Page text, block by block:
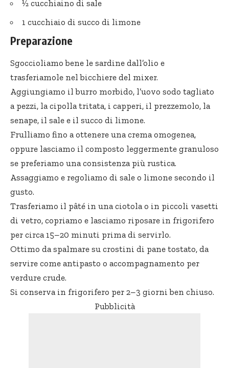
½ cucchiaino di sale
1 cucchiaio di succo di limone
Preparazione
Sgoccioliamo bene le sardine dall’olio e
trasferiamole nel bicchiere del mixer.
Aggiungiamo il burro morbido, l’uovo sodo tagliato
a pezzi, la cipolla tritata, i capperi, il prezzemolo, la
senape, il sale e il succo di limone.
Frulliamo fino a ottenere una crema omogenea,
oppure lasciamo il composto leggermente granuloso
se preferiamo una consistenza più rustica.
Assaggiamo e regoliamo di sale o limone secondo il
gusto.
Trasferiamo il pâté in una ciotola o in piccoli vasetti
di vetro, copriamo e lasciamo riposare in frigorifero
per circa 15–20 minuti prima di servirlo.
Ottimo da spalmare su crostini di pane tostato, da
servire come antipasto o accompagnamento per
verdure crude.
Si conserva in frigorifero per 2–3 giorni ben chiuso.
Pubblicità